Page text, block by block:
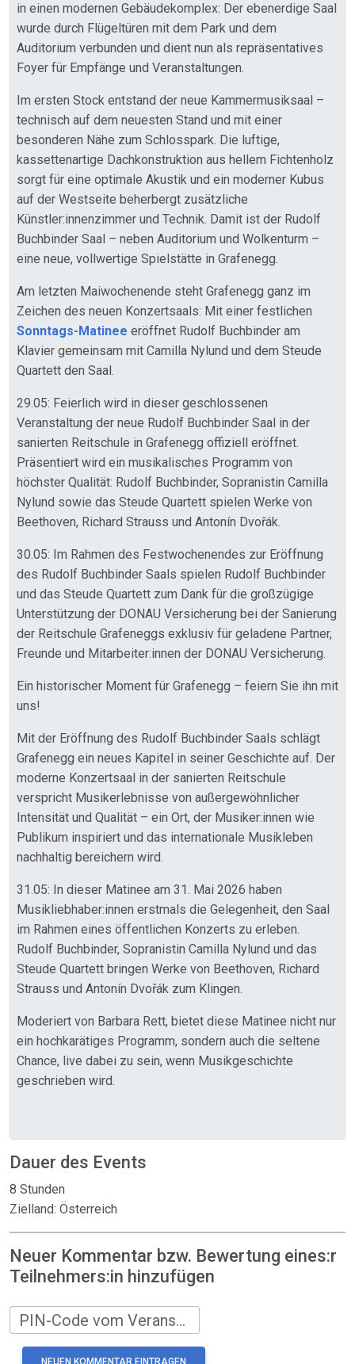
in einen modernen Gebäudekomplex: Der ebenerdige Saal
wurde durch Flügeltüren mit dem Park und dem
Auditorium verbunden und dient nun als repräsentatives
Foyer für Empfänge und Veranstaltungen.
Im ersten Stock entstand der neue Kammermusiksaal –
technisch auf dem neuesten Stand und mit einer
besonderen Nähe zum Schlosspark. Die luftige,
kassettenartige Dachkonstruktion aus hellem Fichtenholz
sorgt für eine optimale Akustik und ein moderner Kubus
auf der Westseite beherbergt zusätzliche
Künstler:innenzimmer und Technik. Damit ist der Rudolf
Buchbinder Saal – neben Auditorium und Wolkenturm –
eine neue, vollwertige Spielstätte in Grafenegg.
Am letzten Maiwochenende steht Grafenegg ganz im
Zeichen des neuen Konzertsaals: Mit einer festlichen
Sonntags-Matinee eröffnet Rudolf Buchbinder am
Klavier gemeinsam mit Camilla Nylund und dem Steude
Quartett den Saal.
29.05: Feierlich wird in dieser geschlossenen
Veranstaltung der neue Rudolf Buchbinder Saal in der
sanierten Reitschule in Grafenegg offiziell eröffnet.
Präsentiert wird ein musikalisches Programm von
höchster Qualität: Rudolf Buchbinder, Sopranistin Camilla
Nylund sowie das Steude Quartett spielen Werke von
Beethoven, Richard Strauss und Antonín Dvořák.
30.05: Im Rahmen des Festwochenendes zur Eröffnung
des Rudolf Buchbinder Saals spielen Rudolf Buchbinder
und das Steude Quartett zum Dank für die großzügige
Unterstützung der DONAU Versicherung bei der Sanierung
der Reitschule Grafeneggs exklusiv für geladene Partner,
Freunde und Mitarbeiter:innen der DONAU Versicherung.
Ein historischer Moment für Grafenegg – feiern Sie ihn mit
uns!
Mit der Eröffnung des Rudolf Buchbinder Saals schlägt
Grafenegg ein neues Kapitel in seiner Geschichte auf. Der
moderne Konzertsaal in der sanierten Reitschule
verspricht Musikerlebnisse von außergewöhnlicher
Intensität und Qualität – ein Ort, der Musiker:innen wie
Publikum inspiriert und das internationale Musikleben
nachhaltig bereichern wird.
31.05: In dieser Matinee am 31. Mai 2026 haben
Musikliebhaber:innen erstmals die Gelegenheit, den Saal
im Rahmen eines öffentlichen Konzerts zu erleben.
Rudolf Buchbinder, Sopranistin Camilla Nylund und das
Steude Quartett bringen Werke von Beethoven, Richard
Strauss und Antonín Dvořák zum Klingen.
Moderiert von Barbara Rett, bietet diese Matinee nicht nur
ein hochkarätiges Programm, sondern auch die seltene
Chance, live dabei zu sein, wenn Musikgeschichte
geschrieben wird.
Dauer des Events
8 Stunden
Zielland: Österreich
Neuer Kommentar bzw. Bewertung eines:r
Teilnehmers:in hinzufügen
PIN-Code vom Veranstalter